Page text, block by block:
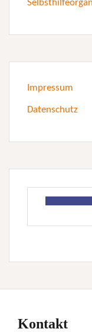
Impressum
Datenschutz
Kontakt